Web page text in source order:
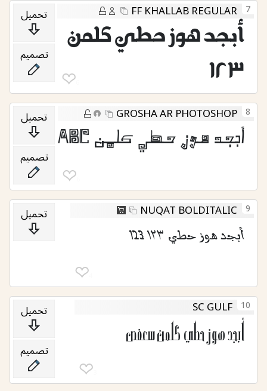
7
FF KHALLAB REGULAR
أبجد هوز حطي كلمن
١٢٣
❤︎
تحميل
تصميم
8
GROSHA AR PHOTOSHOP
أبجد هوز حطي كلمن Abc
❤︎
تحميل
تصميم
9
NUQAT BOLDITALIC
أبجد هوز حطي ١٢٣ 123
❤︎
تحميل
10
SC GULF
أبجد هوز حطي كلمن سعفص
❤︎
تحميل
تصميم